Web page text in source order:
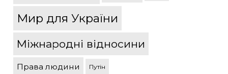
Мир для України
Міжнародні відносини
Права людини Путін